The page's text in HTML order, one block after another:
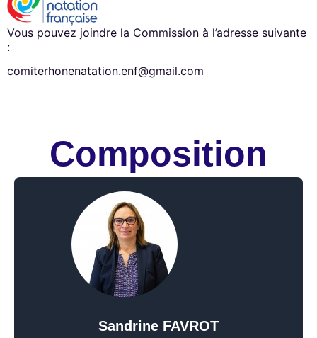
Vous pouvez joindre la Commission à l’adresse suivante
:
comiterhonenatation.enf@gmail.com
Composition
Sandrine FAVROT